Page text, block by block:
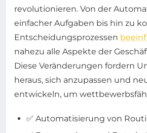
revolutionieren. Von der
einfacher Aufgaben bis hin zu
Entscheidungsprozessen
nahezu alle Aspekte der
Diese Veränderungen fordern
heraus, sich anzupassen und
entwickeln, um
✅ Automatisierung von